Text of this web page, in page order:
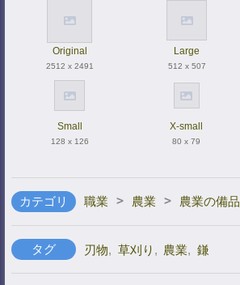
Original
2512 x 2491
Large
512 x 507
Small
128 x 126
X-small
80 x 79
カテゴリ 職業 > 農業 > 農業の備品
タグ 刃物, 草刈り , 農業, 鎌